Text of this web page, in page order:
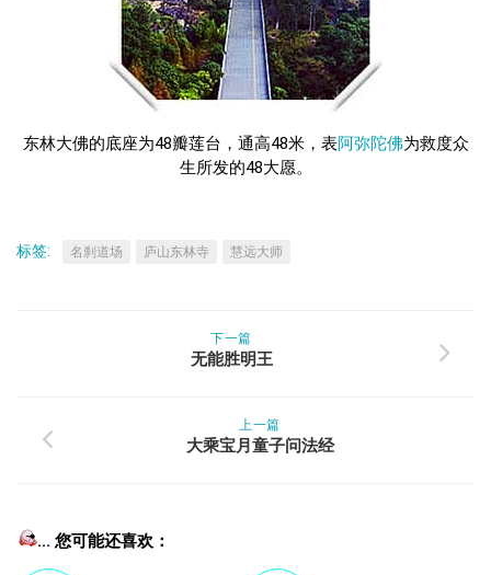
东林大佛的底座为48瓣莲台，通高48米，表阿弥陀佛为救度众
生所发的48大愿。
标签: 名刹道场 庐山东林寺 慧远大师
下一篇
无能胜明王
上一篇
大乘宝月童子问法经
... 您可能还喜欢：